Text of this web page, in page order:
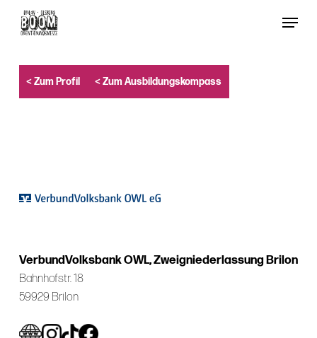
content
Menu
< Zum Profil < Zum Ausbildungskompass
VerbundVolksbank OWL, Zweigniederlassung Brilon
Bahnhofstr. 18
59929 Brilon